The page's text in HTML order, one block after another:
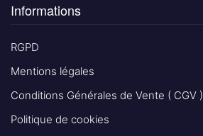
Informations
RGPD
Mentions légales
Conditions Générales de Vente ( CGV )
Politique de cookies